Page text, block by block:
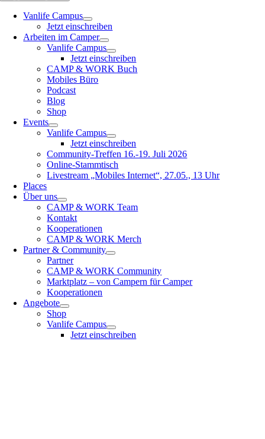
Vanlife Campus
Jetzt einschreiben
Arbeiten im Camper
Vanlife Campus
Jetzt einschreiben
CAMP & WORK Buch
Mobiles Büro
Podcast
Blog
Shop
Events
Vanlife Campus
Jetzt einschreiben
Community-Treffen 16.-19. Juli 2026
Online-Stammtisch
Livestream „Mobiles Internet“, 27.05., 13 Uhr
Places
Über uns
CAMP & WORK Team
Kontakt
Kooperationen
CAMP & WORK Merch
Partner & Community
Partner
CAMP & WORK Community
Marktplatz – von Campern für Camper
Kooperationen
Angebote
Shop
Vanlife Campus
Jetzt einschreiben